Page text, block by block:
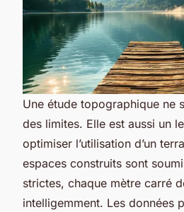
Une étude topographique ne
des limites. Elle est aussi un
optimiser l’utilisation d’un
espaces construits sont
strictes, chaque mètre carré
intelligemment. Les données